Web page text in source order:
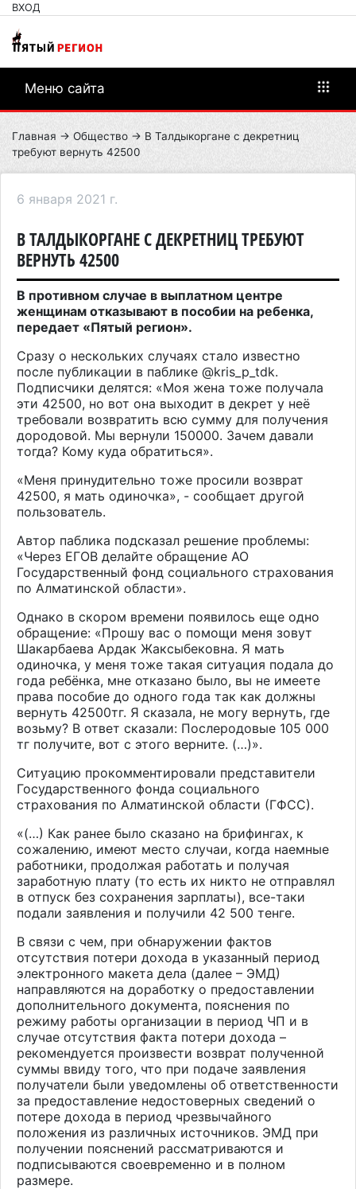
ВХОД
Меню сайта
Главная → Общество → В Талдыкоргане с декретниц
требуют вернуть 42500
6 января 2021 г.
В ТАЛДЫКОРГАНЕ С ДЕКРЕТНИЦ ТРЕБУЮТ
ВЕРНУТЬ 42500
В противном случае в выплатном центре
женщинам отказывают в пособии на ребенка,
передает «Пятый регион».
Сразу о нескольких случаях стало известно
после публикации в паблике @kris_p_tdk.
Подписчики делятся: «Моя жена тоже получала
эти 42500, но вот она выходит в декрет у неё
требовали возвратить всю сумму для получения
дородовой. Мы вернули 150000. Зачем давали
тогда? Кому куда обратиться».
«Меня принудительно тоже просили возврат
42500, я мать одиночка», - сообщает другой
пользователь.
Автор паблика подсказал решение проблемы:
«Через ЕГОВ делайте обращение АО
Государственный фонд социального страхования
по Алматинской области».
Однако в скором времени появилось еще одно
обращение: «Прошу вас о помощи меня зовут
Шакарбаева Ардак Жаксыбековна. Я мать
одиночка, у меня тоже такая ситуация подала до
года ребёнка, мне отказано было, вы не имеете
права пособие до одного года так как должны
вернуть 42500тг. Я сказала, не могу вернуть, где
возьму? В ответ сказали: Послеродовые 105 000
тг получите, вот с этого верните. (…)».
Ситуацию прокомментировали представители
Государственного фонда социального
страхования по Алматинской области (ГФСС).
«(…) Как ранее было сказано на брифингах, к
сожалению, имеют место случаи, когда наемные
работники, продолжая работать и получая
заработную плату (то есть их никто не отправлял
в отпуск без сохранения зарплаты), все-таки
подали заявления и получили 42 500 тенге.
В связи с чем, при обнаружении фактов
отсутствия потери дохода в указанный период
электронного макета дела (далее – ЭМД)
направляются на доработку о предоставлении
дополнительного документа, пояснения по
режиму работы организации в период ЧП и в
случае отсутствия факта потери дохода –
рекомендуется произвести возврат полученной
суммы ввиду того, что при подаче заявления
получатели были уведомлены об ответственности
за предоставление недостоверных сведений о
потере дохода в период чрезвычайного
положения из различных источников. ЭМД при
получении пояснений рассматриваются и
подписываются своевременно и в полном
размере.